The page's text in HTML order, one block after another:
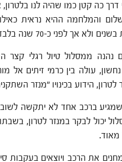
דרך כה קטן כמו שהיה לנו
והמלחמה ההיא נראית כאילו
ולא אך לפני כ-70 שנה בלבד.
נהנה ממסלול טיול רגלי קצר
עולה בין כרמי זיתים אל
הידוע בכינויו "מנזר
ברכב אחד לא יתקשה לשוב
יכול לבקר במנזר לטרון,
מאוד.
את הרכב ויוצאים בעקבות